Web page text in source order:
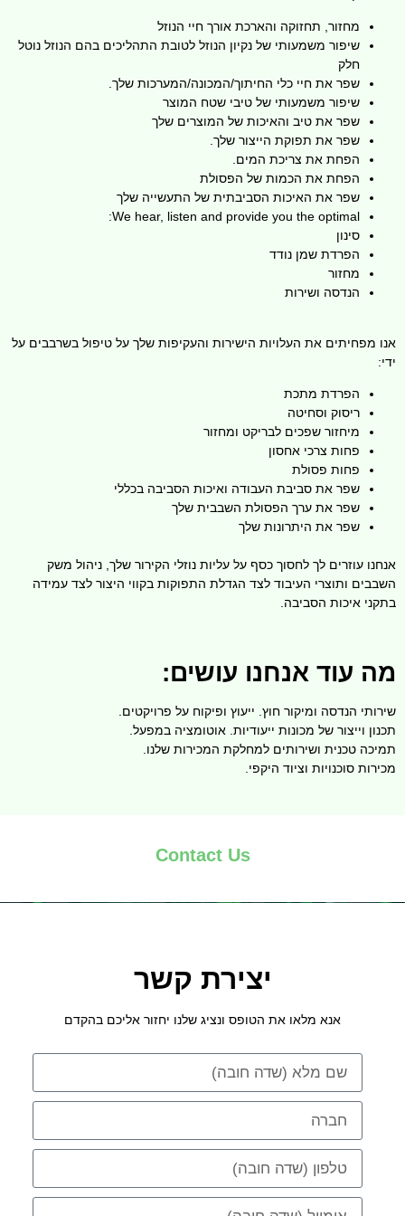
מחזור, תחזוקה והארכת אורך חיי הנוזל
שיפור משמעותי של נקיון הנוזל לטובת התהליכים בהם הנוזל נוטל
חלק
שפר את חיי כלי החיתוך/המכונה/המערכות שלך.
שיפור משמעותי של טיבי שטח המוצר
שפר את טיב והאיכות של המוצרים שלך
שפר את תפוקת הייצור שלך.
הפחת את צריכת המים.
הפחת את הכמות של הפסולת
שפר את האיכות הסביבתית של התעשייה שלך
We hear, listen and provide you the optimal:
סינון
הפרדת שמן נודד
מחזור
הנדסה ושירות
אנו מפחיתים את העלויות הישירות והעקיפות שלך על טיפול בשרבבים על
ידי:
הפרדת מתכת
ריסוק וסחיטה
מיחזור שפכים לבריקט ומחזור
פחות צרכי אחסון
פחות פסולת
שפר את סביבת העבודה ואיכות הסביבה בכללי
שפר את ערך הפסולת השבבית שלך
שפר את היתרונות שלך
אנחנו עוזרים לך לחסוך כסף על עליות נוזלי הקירור שלך, ניהול משק
השבבים ותוצרי העיבוד לצד הגדלת התפוקות בקווי היצור לצד עמידה
בתקני איכות הסביבה.
מה עוד אנחנו עושים:
שירותי הנדסה ומיקור חוץ. ייעוץ ופיקוח על פרויקטים.
תכנון וייצור של מכונות ייעודיות. אוטומציה במפעל.
תמיכה טכנית ושירותים למחלקת המכירות שלנו.
מכירות סוכנויות וציוד היקפי.
Contact Us
יצירת קשר
אנא מלאו את הטופס ונציג שלנו יחזור אליכם בהקדם